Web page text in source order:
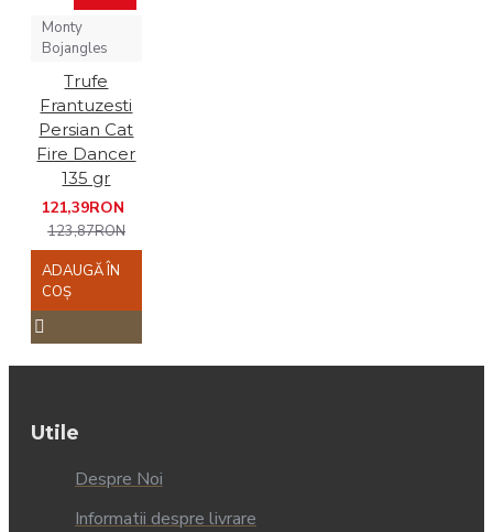
Monty
Bojangles
Trufe
Frantuzesti
Persian Cat
Fire Dancer
135 gr
121,39RON
123,87RON
ADAUGĂ ÎN
COŞ
Utile
Despre Noi
Informatii despre livrare